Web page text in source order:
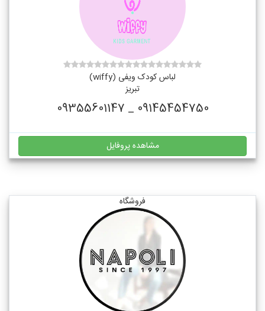
لباس کودک ویفی (wiffy)
تبریز
09145454750 _ 09355601147
مشاهده پروفایل
فروشگاه